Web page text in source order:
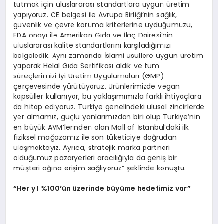
tutmak için uluslararası standartlara uygun üretim
yapıyoruz. CE belgesi ile Avrupa Birliği’nin sağlık,
güvenlik ve çevre koruma kriterlerine uyduğumuzu,
FDA onayı ile Amerikan Gıda ve İlaç Dairesi’nin
uluslararası kalite standartlarını karşıladığımızı
belgeledik. Aynı zamanda İslami usullere uygun üretim
yaparak Helal Gıda Sertifikası aldık ve tüm
süreçlerimizi İyi Üretim Uygulamaları (GMP)
çerçevesinde yürütüyoruz. Ürünlerimizde vegan
kapsüller kullanıyor, bu yaklaşımımızla farklı ihtiyaçlara
da hitap ediyoruz. Türkiye genelindeki ulusal zincirlerde
yer almamız, güçlü yanlarımızdan biri olup Türkiye’nin
en büyük AVM’lerinden olan Mall of İstanbul’daki ilk
fiziksel mağazamız ile son tüketiciye doğrudan
ulaşmaktayız. Ayrıca, stratejik marka partneri
olduğumuz pazaryerleri aracılığıyla da geniş bir
müşteri ağına erişim sağlıyoruz” şeklinde konuştu.
“Her yıl %100’ün üzerinde büyüme hedefimiz var”